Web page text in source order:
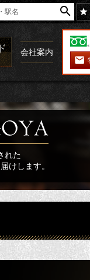
会社案内
れた
けします。